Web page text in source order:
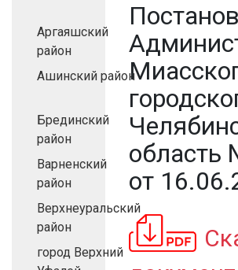
Аргаяшский
район
Ашинский район
Брединский
район
Варненский
район
Верхнеуральский
район
город Верхний
область
от